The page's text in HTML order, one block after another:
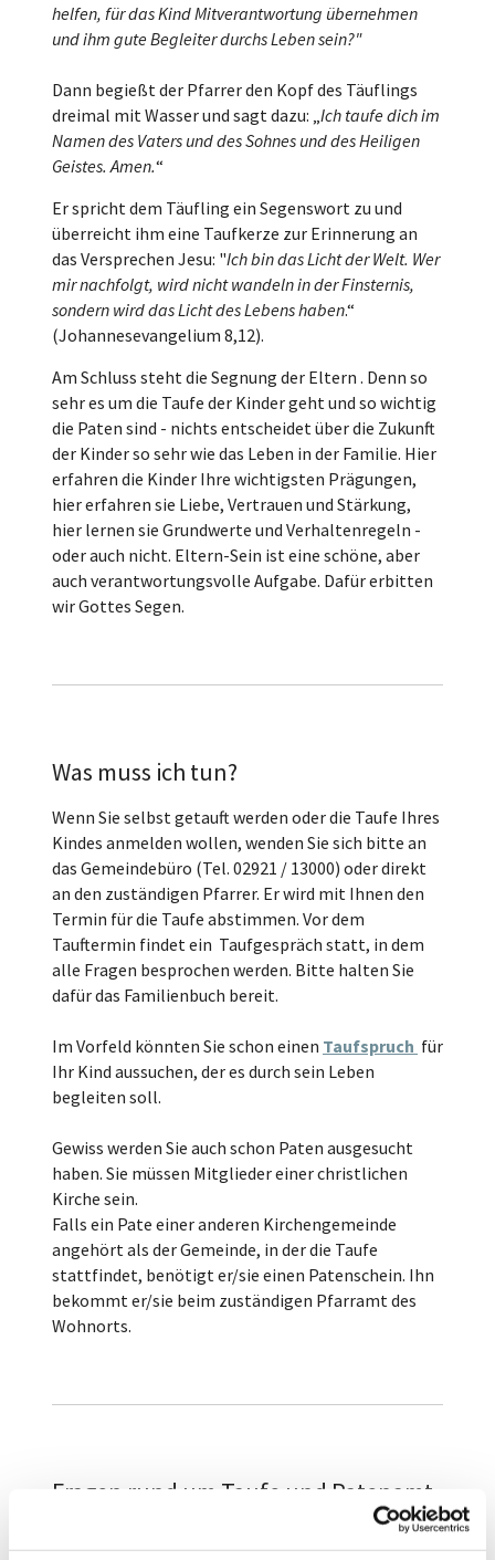
helfen, für das Kind Mitverantwortung übernehmen
und ihm gute Begleiter durchs Leben sein?"
Dann begießt der Pfarrer den Kopf des Täuflings
dreimal mit Wasser und sagt dazu: „Ich taufe dich im
Namen des Vaters und des Sohnes und des Heiligen
Geistes. Amen.“
Er spricht dem Täufling ein Segenswort zu und
überreicht ihm eine Taufkerze zur Erinnerung an
das Versprechen Jesu: "Ich bin das Licht der Welt. Wer
mir nachfolgt, wird nicht wandeln in der Finsternis,
sondern wird das Licht des Lebens haben.“
(Johannesevangelium 8,12).
Am Schluss steht die Segnung der Eltern . Denn so
sehr es um die Taufe der Kinder geht und so wichtig
die Paten sind - nichts entscheidet über die Zukunft
der Kinder so sehr wie das Leben in der Familie. Hier
erfahren die Kinder Ihre wichtigsten Prägungen,
hier erfahren sie Liebe, Vertrauen und Stärkung,
hier lernen sie Grundwerte und Verhaltenregeln -
oder auch nicht. Eltern-Sein ist eine schöne, aber
auch verantwortungsvolle Aufgabe. Dafür erbitten
wir Gottes Segen.
Was muss ich tun?
Wenn Sie selbst getauft werden oder die Taufe Ihres
Kindes anmelden wollen, wenden Sie sich bitte an
das Gemeindebüro (Tel. 02921 / 13000) oder direkt
an den zuständigen Pfarrer. Er wird mit Ihnen den
Termin für die Taufe abstimmen. Vor dem
Tauftermin findet ein Taufgespräch statt, in dem
alle Fragen besprochen werden. Bitte halten Sie
dafür das Familienbuch bereit.
Im Vorfeld könnten Sie schon einen Taufspruch für
Ihr Kind aussuchen, der es durch sein Leben
begleiten soll.
Gewiss werden Sie auch schon Paten ausgesucht
haben. Sie müssen Mitglieder einer christlichen
Kirche sein.
Falls ein Pate einer anderen Kirchengemeinde
angehört als der Gemeinde, in der die Taufe
stattfindet, benötigt er/sie einen Patenschein. Ihn
bekommt er/sie beim zuständigen Pfarramt des
Wohnorts.
Fragen rund um Taufe und Patenamt
In welchem Alter sollte ein Kind getauft